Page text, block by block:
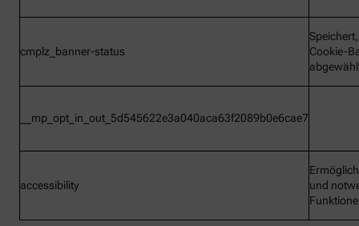
cmplz_banner-status
Cookie-
__mp_opt_in_out_5d545622e3a040aca63f2089b0e6cae7
accessibility
und